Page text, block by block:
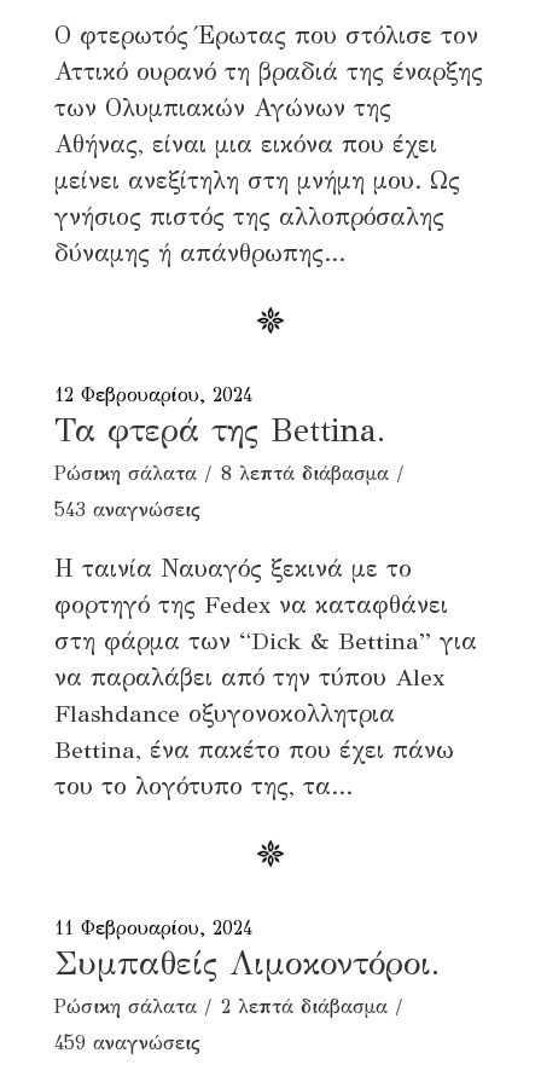
Ο φτερωτός Έρωτας που στόλισε τον
Αττικό ουρανό τη βραδιά της έναρξης
των Ολυμπιακών Αγώνων της
Αθήνας, είναι μια εικόνα που έχει
μείνει ανεξίτηλη στη μνήμη μου. Ως
γνήσιος πιστός της αλλοπρόσαλης
δύναμης ή απάνθρωπης...
12 Φεβρουαρίου, 2024
Τα φτερά της Bettina.
Ρώσικη σάλατα
8 λεπτά διάβασμα
543 αναγνώσεις
Η ταινία Ναυαγός ξεκινά με το
φορτηγό της Fedex να καταφθάνει
στη φάρμα των “Dick & Bettina” για
να παραλάβει από την τύπου Alex
Flashdance οξυγονοκολλητρια
Bettina, ένα πακέτο που έχει πάνω
του το λογότυπο της, τα...
11 Φεβρουαρίου, 2024
Συμπαθείς Λιμοκοντόροι.
Ρώσικη σάλατα
2 λεπτά διάβασμα
459 αναγνώσεις